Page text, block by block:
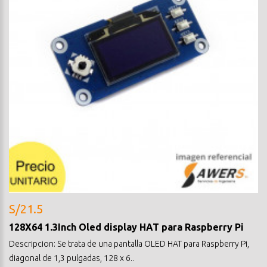
S/21.5
128X64 1.3Inch Oled display HAT para Raspberry Pi
Descripcion: Se trata de una pantalla OLED HAT para Raspberry Pi,
diagonal de 1,3 pulgadas, 128 x 6..